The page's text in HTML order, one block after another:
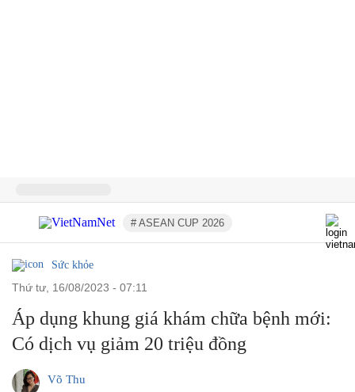
# ASEAN CUP 2026
Sức khỏe
thứ tư, 16/08/2023 - 07:11
Áp dụng khung giá khám chữa bệnh mới:
Có dịch vụ giảm 20 triệu đồng
Võ Thu